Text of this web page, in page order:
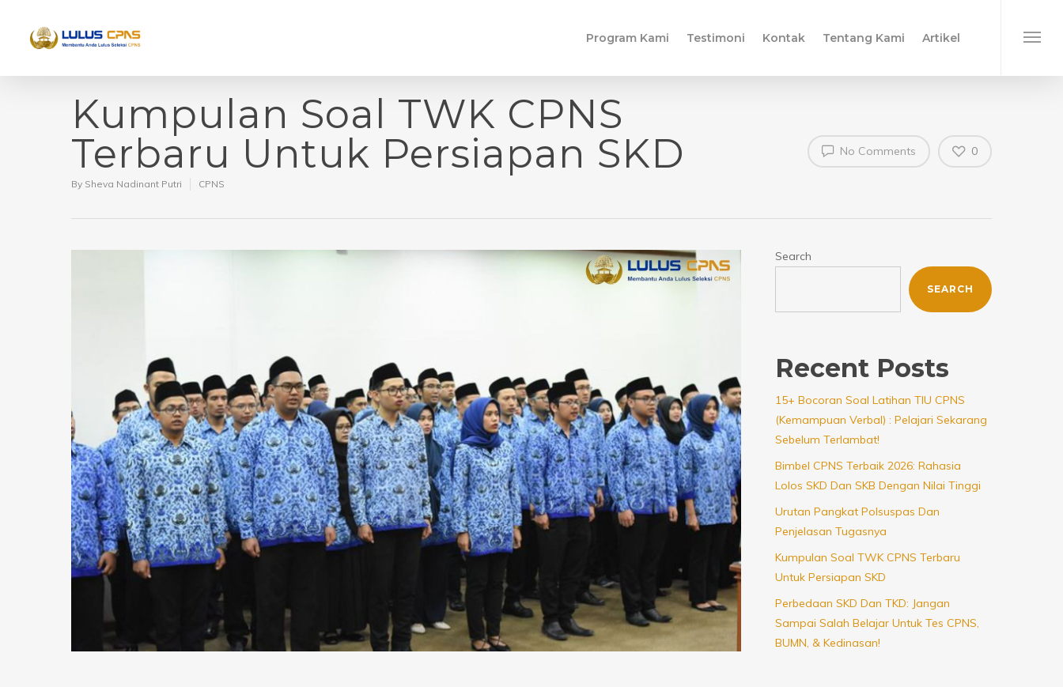
Program Kami Testimoni Kontak Tentang Kami Artikel
Kumpulan Soal TWK CPNS
Terbaru Untuk Persiapan SKD
By Sheva Nadinant Putri CPNS
No Comments 0
Search
SEARCH
Recent Posts
15+ Bocoran Soal Latihan TIU CPNS
(Kemampuan Verbal) : Pelajari Sekarang
Sebelum Terlambat!
Bimbel CPNS Terbaik 2026: Rahasia
Lolos SKD Dan SKB Dengan Nilai Tinggi
Urutan Pangkat Polsuspas Dan
Penjelasan Tugasnya
Kumpulan Soal TWK CPNS Terbaru
Untuk Persiapan SKD
Perbedaan SKD Dan TKD: Jangan
Sampai Salah Belajar Untuk Tes CPNS,
BUMN, & Kedinasan!